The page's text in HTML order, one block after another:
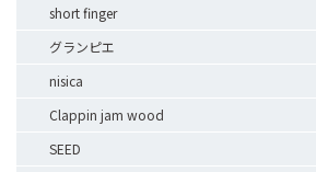
short finger
グランピエ
nisica
Clappin jam wood
SEED